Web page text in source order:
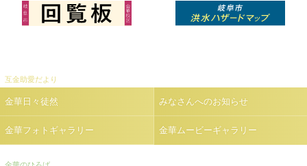
互金助愛だより
金華日々徒然 みなさんへのお知らせ
金華フォトギャラリー 金華ムービーギャラリー
金華のひろば